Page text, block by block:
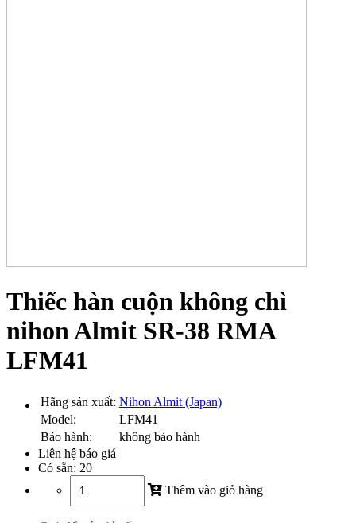
Thiếc hàn cuộn không chì
nihon Almit SR-38 RMA
LFM41
Hãng sản xuất: Nihon Almit (Japan)
Model:
LFM41
Bảo hành:
không bảo hành
Liên hệ báo giá
Có sẵn: 20
Thêm vào giỏ hàng